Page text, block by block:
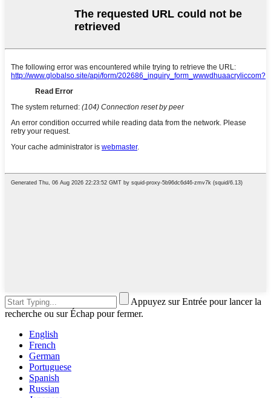
Appuyez sur Entrée pour lancer la
recherche ou sur Échap pour fermer.
English
French
German
Portuguese
Spanish
Russian